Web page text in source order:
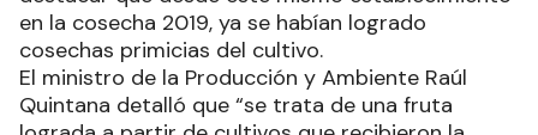
en la cosecha 2019, ya se habían logrado
cosechas primicias del cultivo.
El ministro de la Producción y Ambiente Raúl
Quintana detalló que “se trata de una fruta